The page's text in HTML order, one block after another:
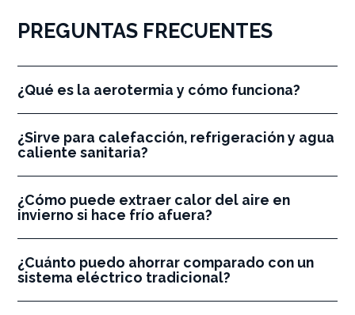
PREGUNTAS FRECUENTES
¿Qué es la aerotermia y cómo funciona?
¿Sirve para calefacción, refrigeración y agua
caliente sanitaria?
¿Cómo puede extraer calor del aire en
invierno si hace frío afuera?
¿Cuánto puedo ahorrar comparado con un
sistema eléctrico tradicional?